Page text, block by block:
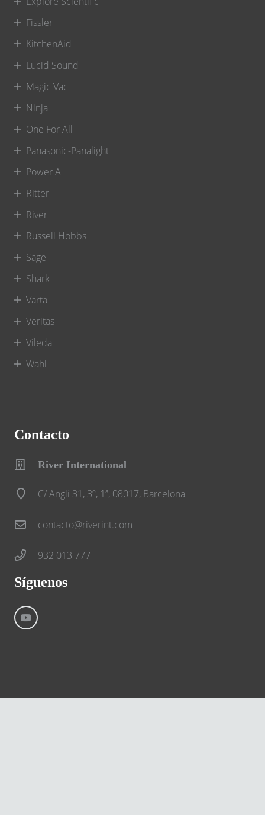
Fissler
KitchenAid
Lucid Sound
Magic Vac
Ninja
One For All
Panasonic-Panalight
Power A
Ritter
River
Russell Hobbs
Sage
Shark
Varta
Veritas
Vileda
Wahl
Contacto
River International
C/ Anglí 31, 3º, 1ª, 08017, Barcelona
contacto@riverint.com
932 013 777
Síguenos